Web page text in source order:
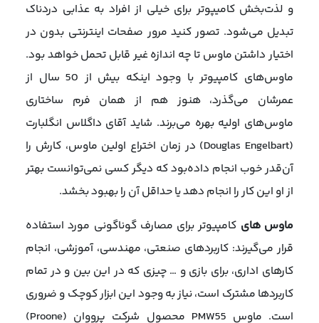
و لذت‌بخش کامیپوتر برای خیلی از افراد به عذابی دردناک
تبدیل می‌شود. تصور کنید مرور صفحات اینترنتی بدون در
اختیار داشتن ماوس تا چه اندازه غیر قابل تحمل خواهد بود.
ماوس‌های کامپیوتر با وجود اینکه بیش از 50 سال از
عمرشان می‌گذرد، هنوز هم از همان فرم ساختاری
ماوس‌های اولیه بهره می‌برند. شاید آقای داگلاس انگلبارت
(Douglas Engelbart) در زمان اختراع اولین ماوس، کارش را
آن‌قدر خوب انجام داده‌بود که دیگر کسی نمی‌توانست بهتر
از او این کار را انجام دهد یا حداقل آن را بهبود بخشد.
ماوس های کامپیوتر برای مصارف گوناگونی مورد استفاده
قرار می‌گیرند: کاربردهای صنعتی، مهندسی، آموزشی، انجام
کارهای اداری، برای بازی و … چیزی که در این بین و در تمام
کاربردها مشترک است، نیاز به وجود این ابزار کوچک و ضروری
است. ماوس PMW55 محصول شرکت پرووان (Proone)